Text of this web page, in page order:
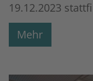
19.12.2023
Mehr